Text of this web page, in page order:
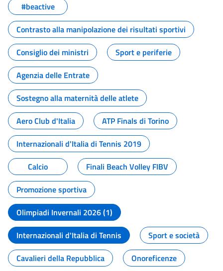
#beactive
Contrasto alla manipolazione dei risultati sportivi
Consiglio dei ministri
Sport e periferie
Agenzia delle Entrate
Sostegno alla maternità delle atlete
Aero Club d'Italia
ATP Finals di Torino
Internazionali d'Italia di Tennis 2019
Calcio
Finali Beach Volley FIBV
Promozione sportiva
Olimpiadi Invernali 2026 (1)
Internazionali d'Italia di Tennis
Sport e società
Cavalieri della Repubblica
Onoreficenze